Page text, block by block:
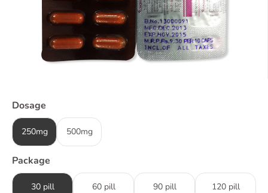
Dosage
250mg 500mg
Package
30 pill 60 pill 90 pill 120 pill